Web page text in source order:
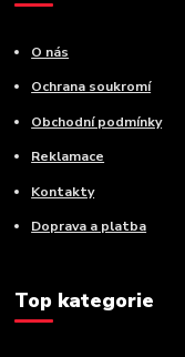
O nás
Ochrana soukromí
Obchodní podmínky
Reklamace
Kontakty
Doprava a platba
Top kategorie